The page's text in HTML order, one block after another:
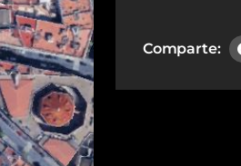
Comparte: